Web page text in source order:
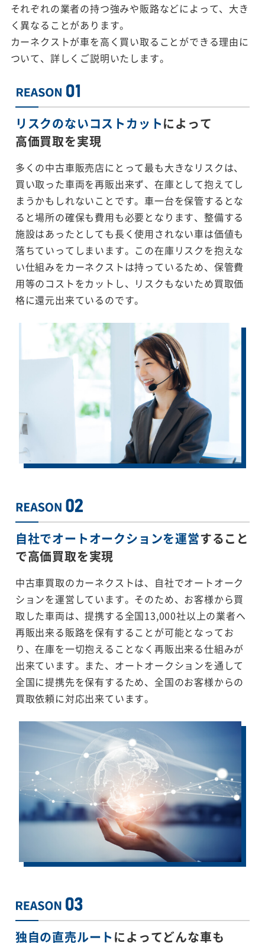
それぞれの業者の持つ強みや販路などによって、大き
く異なることがあります。
カーネクストが車を高く買い取ることができる理由に
ついて、詳しくご説明いたします。
リスクのないコストカットによって
高価買取を実現
多くの中古車販売店にとって最も大きなリスクは、
買い取った車両を再販出来ず、在庫として抱えてし
まうかもしれないことです。車一台を保管するとな
ると場所の確保も費用も必要となります、整備する
施設はあったとしても長く使用されない車は価値も
落ちていってしまいます。この在庫リスクを抱えな
い仕組みをカーネクストは持っているため、保管費
用等のコストをカットし、リスクもないため買取価
格に還元出来ているのです。
自社でオートオークションを運営すること
で高価買取を実現
中古車買取のカーネクストは、自社でオートオーク
ションを運営しています。そのため、お客様から買
取した車両は、提携する全国13,000社以上の業者へ
再販出来る販路を保有することが可能となってお
り、在庫を一切抱えることなく再販出来る仕組みが
出来ています。また、オートオークションを通して
全国に提携先を保有するため、全国のお客様からの
買取依頼に対応出来ています。
独自の直売ルートによってどんな車も